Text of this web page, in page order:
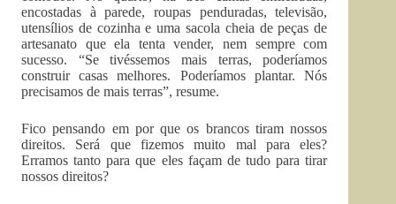
encostadas à parede, roupas penduradas, televisão,
utensílios de cozinha e uma sacola cheia de peças de
artesanato que ela tenta vender, nem sempre com
sucesso. “Se tivéssemos mais terras, poderíamos
construir casas melhores. Poderíamos plantar. Nós
precisamos de mais terras”, resume.
Fico pensando em por que os brancos tiram nossos
direitos. Será que fizemos muito mal para eles?
Erramos tanto para que eles façam de tudo para tirar
nossos direitos?